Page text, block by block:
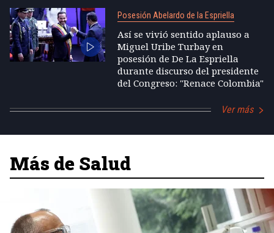
Posesión Abelardo de la Espriella
Así se vivió sentido aplauso a
Miguel Uribe Turbay en
posesión de De La Espriella
durante discurso del presidente
del Congreso: "Renace Colombia"
Ver más
Más de Salud